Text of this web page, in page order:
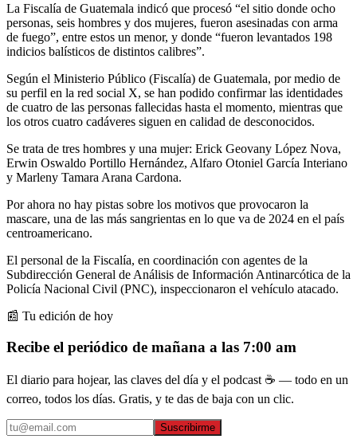
La Fiscalía de Guatemala indicó que procesó “el sitio donde ocho
personas, seis hombres y dos mujeres, fueron asesinadas con arma
de fuego”, entre estos un menor, y donde “fueron levantados 198
indicios balísticos de distintos calibres”.
Según el Ministerio Público (Fiscalía) de Guatemala, por medio de
su perfil en la red social X, se han podido confirmar las identidades
de cuatro de las personas fallecidas hasta el momento, mientras que
los otros cuatro cadáveres siguen en calidad de desconocidos.
Se trata de tres hombres y una mujer: Erick Geovany López Nova,
Erwin Oswaldo Portillo Hernández, Alfaro Otoniel García Interiano
y Marleny Tamara Arana Cardona.
Por ahora no hay pistas sobre los motivos que provocaron la
mascare, una de las más sangrientas en lo que va de 2024 en el país
centroamericano.
El personal de la Fiscalía, en coordinación con agentes de la
Subdirección General de Análisis de Información Antinarcótica de la
Policía Nacional Civil (PNC), inspeccionaron el vehículo atacado.
📰 Tu edición de hoy
Recibe el periódico de mañana a las 7:00 am
El diario para hojear, las claves del día y el podcast ☕ — todo en un
correo, todos los días. Gratis, y te das de baja con un clic.
Suscribirme